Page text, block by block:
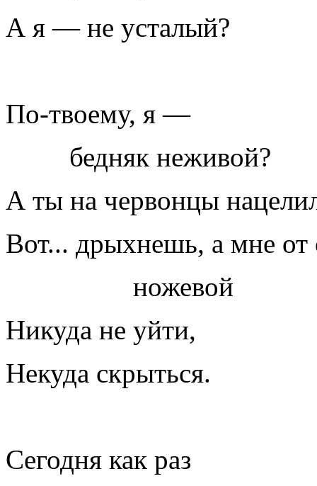
А я — не усталый?
По-твоему, я —
бедняк неживой?
А ты на червонцы
Вот... дрыхнешь, а мне от
ножевой
Никуда не уйти,
Некуда скрыться.
Сегодня как раз